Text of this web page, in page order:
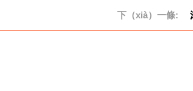
下（xià）一條: